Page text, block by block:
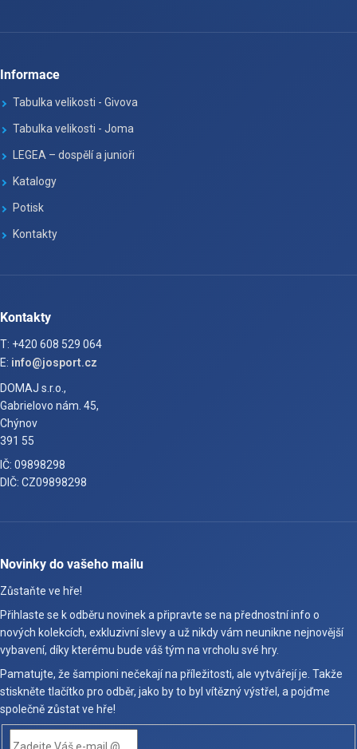
Informace
Tabulka velikosti - Givova
Tabulka velikosti - Joma
LEGEA – dospělí a junioři
Katalogy
Potisk
Kontakty
Kontakty
T: +420 608 529 064
E: info@josport.cz
DOMAJ s.r.o.,
Gabrielovo nám. 45,
Chýnov
391 55
IČ: 09898298
DIČ: CZ09898298
Novinky do vašeho mailu
Zůstaňte ve hře!
Přihlaste se k odběru novinek a připravte se na přednostní info o
nových kolekcích, exkluzivní slevy a už nikdy vám neunikne nejnovější
vybavení, díky kterému bude váš tým na vrcholu své hry.
Pamatujte, že šampioni nečekají na příležitosti, ale vytvářejí je. Takže
stiskněte tlačítko pro odběr, jako by to byl vítězný výstřel, a pojďme
společně zůstat ve hře!